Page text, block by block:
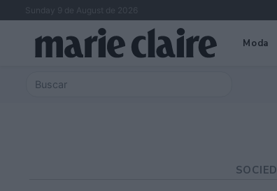
Sunday 9 de August de 2026
Moda